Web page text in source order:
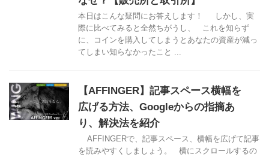
本日はこんな疑問にお答えします！ しかし、実
際に比べてみると全然ちがうし、 これを知らず
に、コインを購入してしまうとあなたの資産が減っ
てしまい知らなかったこと ...
【AFFINGER】記事スペース横幅を
広げる方法、Googleからの指摘あ
り、解決法を紹介
AFFINGERで、記事スペース、横幅を広げて記事
を読みやすくしましょう。 横にスクロールするの